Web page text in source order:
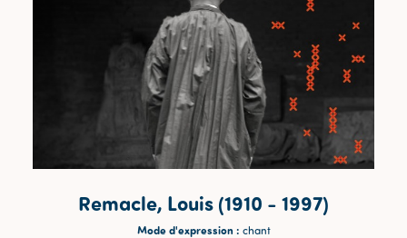
Remacle, Louis (1910 - 1997)
Mode d'expression : chant